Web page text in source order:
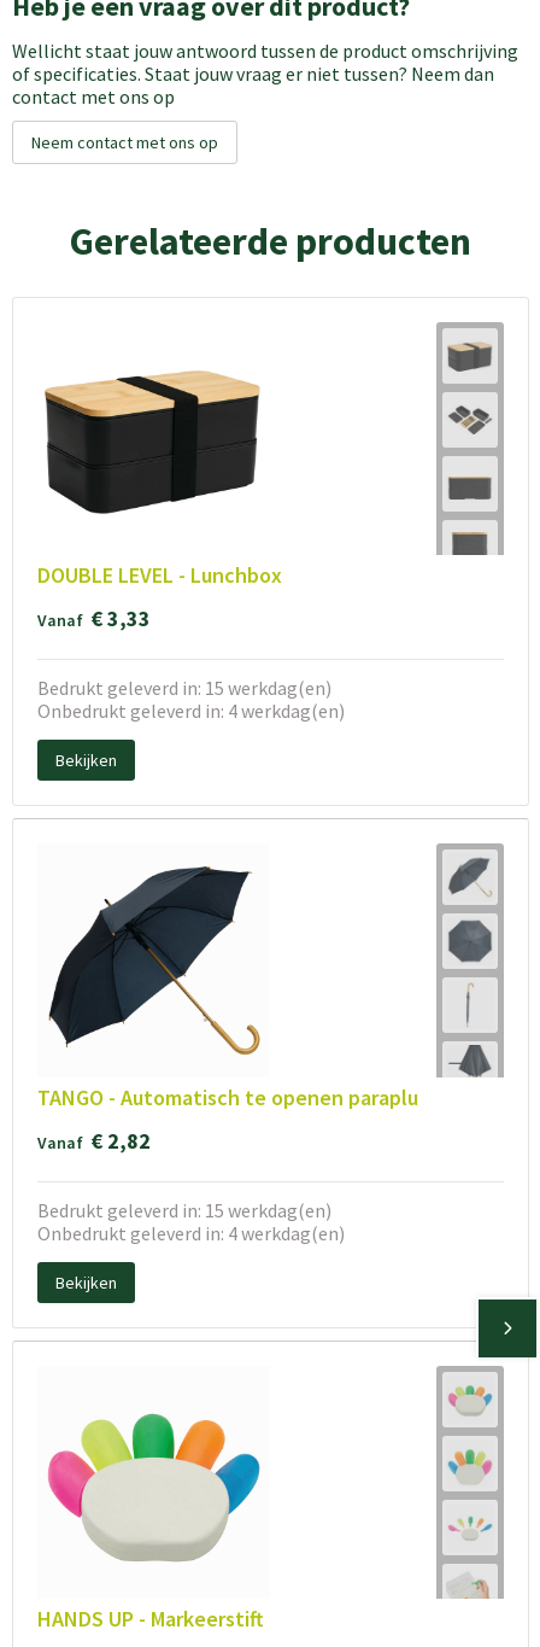
Wellicht staat jouw antwoord tussen de product omschrijving
of specificaties. Staat jouw vraag er niet tussen? Neem dan
contact met ons op
Neem contact met ons op
Gerelateerde producten
DOUBLE LEVEL - Lunchbox
Vanaf € 3,33
Bedrukt geleverd in: 15 werkdag(en)
Onbedrukt geleverd in: 4 werkdag(en)
Bekijken
TANGO - Automatisch te openen paraplu
Vanaf € 2,82
Bedrukt geleverd in: 15 werkdag(en)
Onbedrukt geleverd in: 4 werkdag(en)
Bekijken
HANDS UP - Markeerstift